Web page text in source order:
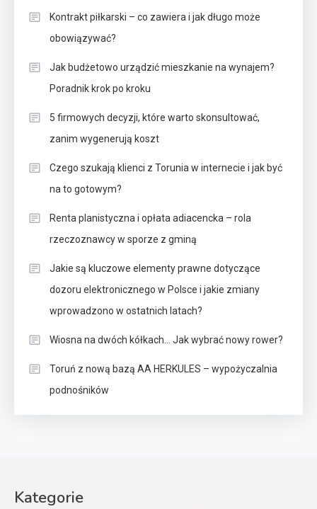
Kontrakt piłkarski – co zawiera i jak długo może
obowiązywać?
Jak budżetowo urządzić mieszkanie na wynajem?
Poradnik krok po kroku
5 firmowych decyzji, które warto skonsultować,
zanim wygenerują koszt
Czego szukają klienci z Torunia w internecie i jak być
na to gotowym?
Renta planistyczna i opłata adiacencka – rola
rzeczoznawcy w sporze z gminą
Jakie są kluczowe elementy prawne dotyczące
dozoru elektronicznego w Polsce i jakie zmiany
wprowadzono w ostatnich latach?
Wiosna na dwóch kółkach… Jak wybrać nowy rower?
Toruń z nową bazą AA HERKULES – wypożyczalnia
podnośników
Kategorie